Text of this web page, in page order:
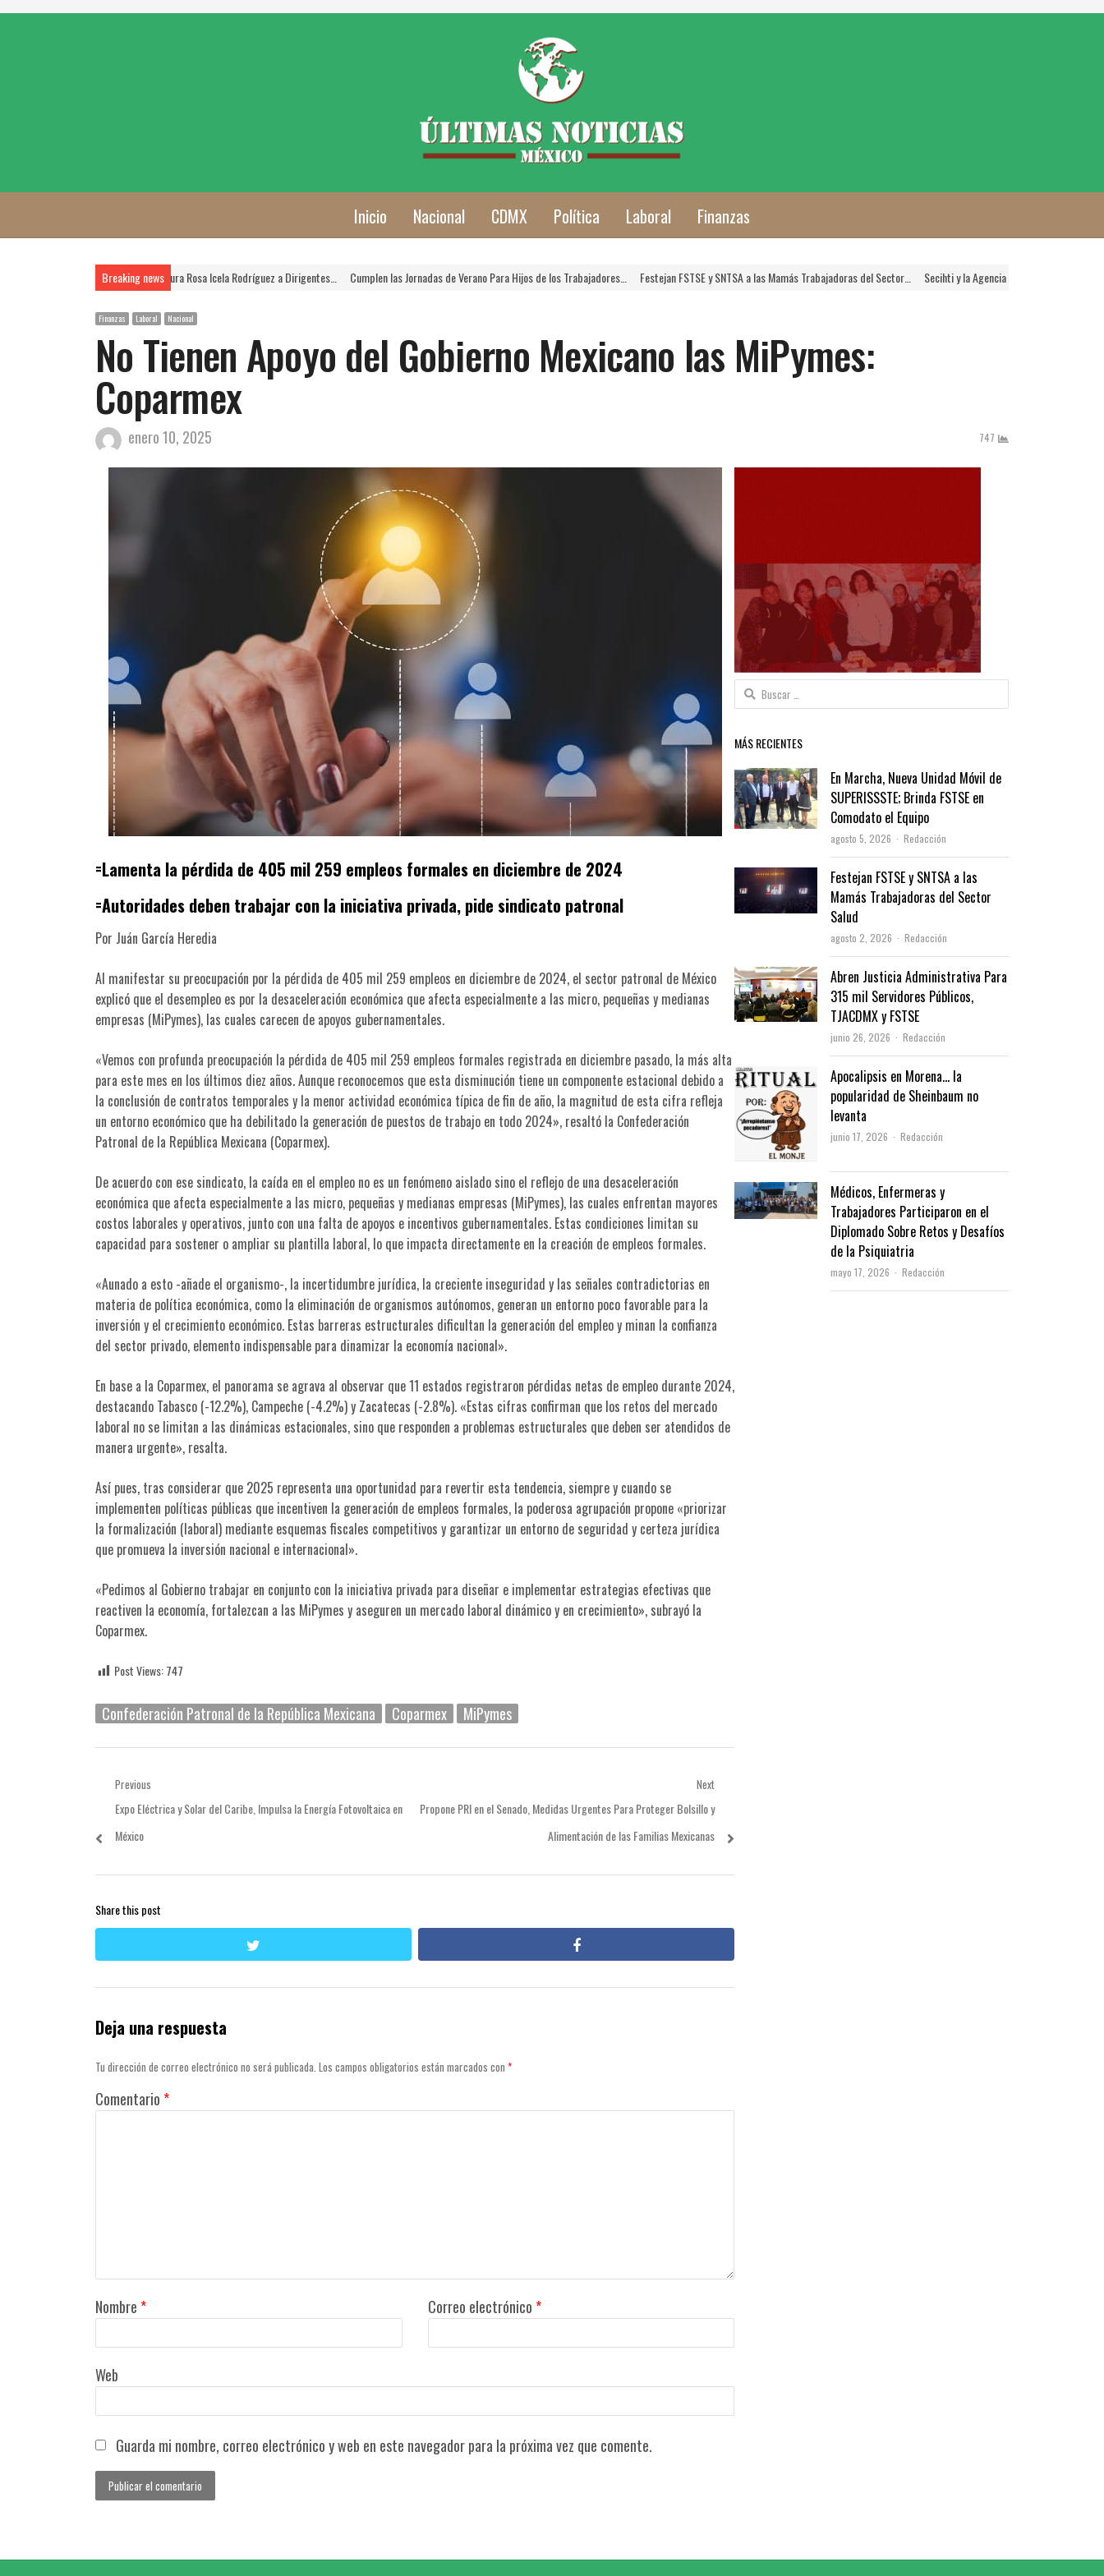
Inicio Nacional CDMX Política Laboral Finanzas
Breaking news
FSTSE es Prioridad, Asegura Rosa Icela Rodríguez a Dirigentes… Cumplen las Jornadas de Verano Para Hijos de los Trabajadores… Festejan FSTSE y SNTSA a las Mamás Trabajadoras del Sector… Secihti y la Agencia Nacional de Aduanas Crearán
Finanzas Laboral Nacional
No Tienen Apoyo del Gobierno Mexicano las MiPymes:
Coparmex
enero 10, 2025 747
=Lamenta la pérdida de 405 mil 259 empleos formales en diciembre de 2024
=Autoridades deben trabajar con la iniciativa privada, pide sindicato patronal
Por Juán García Heredia
Al manifestar su preocupación por la pérdida de 405 mil 259 empleos en diciembre de 2024, el sector patronal de México
explicó que el desempleo es por la desaceleración económica que afecta especialmente a las micro, pequeñas y medianas
empresas (MiPymes), las cuales carecen de apoyos gubernamentales.
«Vemos con profunda preocupación la pérdida de 405 mil 259 empleos formales registrada en diciembre pasado, la más alta
para este mes en los últimos diez años. Aunque reconocemos que esta disminución tiene un componente estacional debido a
la conclusión de contratos temporales y la menor actividad económica típica de fin de año, la magnitud de esta cifra refleja
un entorno económico que ha debilitado la generación de puestos de trabajo en todo 2024», resaltó la Confederación
Patronal de la República Mexicana (Coparmex).
De acuerdo con ese sindicato, la caída en el empleo no es un fenómeno aislado sino el reflejo de una desaceleración
económica que afecta especialmente a las micro, pequeñas y medianas empresas (MiPymes), las cuales enfrentan mayores
costos laborales y operativos, junto con una falta de apoyos e incentivos gubernamentales. Estas condiciones limitan su
capacidad para sostener o ampliar su plantilla laboral, lo que impacta directamente en la creación de empleos formales.
«Aunado a esto -añade el organismo-, la incertidumbre jurídica, la creciente inseguridad y las señales contradictorias en
materia de política económica, como la eliminación de organismos autónomos, generan un entorno poco favorable para la
inversión y el crecimiento económico. Estas barreras estructurales dificultan la generación del empleo y minan la confianza
del sector privado, elemento indispensable para dinamizar la economía nacional».
En base a la Coparmex, el panorama se agrava al observar que 11 estados registraron pérdidas netas de empleo durante 2024,
destacando Tabasco (-12.2%), Campeche (-4.2%) y Zacatecas (-2.8%). «Estas cifras confirman que los retos del mercado
laboral no se limitan a las dinámicas estacionales, sino que responden a problemas estructurales que deben ser atendidos de
manera urgente», resalta.
Así pues, tras considerar que 2025 representa una oportunidad para revertir esta tendencia, siempre y cuando se
implementen políticas públicas que incentiven la generación de empleos formales, la poderosa agrupación propone «priorizar
la formalización (laboral) mediante esquemas fiscales competitivos y garantizar un entorno de seguridad y certeza jurídica
que promueva la inversión nacional e internacional».
«Pedimos al Gobierno trabajar en conjunto con la iniciativa privada para diseñar e implementar estrategias efectivas que
reactiven la economía, fortalezcan a las MiPymes y aseguren un mercado laboral dinámico y en crecimiento», subrayó la
Coparmex.
Post Views:747
Confederación Patronal de la República Mexicana Coparmex MiPymes
Navegación
entradas
Previous
Previous
post:
Expo Eléctrica y Solar del Caribe, Impulsa la Energía Fotovoltaica en
México
Next
Next
Propone PRI en el Senado, Medidas Urgentes Para Proteger Bolsillo y
Alimentación de las Familias Mexicanas
Share this post
facebook
Deja una respuesta
Tu dirección de correo electrónico no será publicada. Los campos obligatorios están marcados con *
Comentario *
Nombre * Correo electrónico *
Web
Guarda mi nombre, correo electrónico y web en este navegador para la próxima vez que comente.
Buscar:
MÁS RECIENTES
En Marcha, Nueva Unidad Móvil de
SUPERISSSTE; Brinda FSTSE en
Comodato el Equipo
agosto 5, 2026 Author
Redacción
Festejan FSTSE y SNTSA a las
Mamás Trabajadoras del Sector
Salud
agosto 2, 2026 Author
Redacción
Abren Justicia Administrativa Para
315 mil Servidores Públicos,
TJACDMX y FSTSE
junio 26, 2026 Author
Redacción
Apocalipsis en Morena… la
popularidad de Sheinbaum no
levanta
junio 17, 2026 Author
Redacción
Médicos, Enfermeras y
Trabajadores Participaron en el
Diplomado Sobre Retos y Desafíos
de la Psiquiatria
mayo 17, 2026 Author
Redacción